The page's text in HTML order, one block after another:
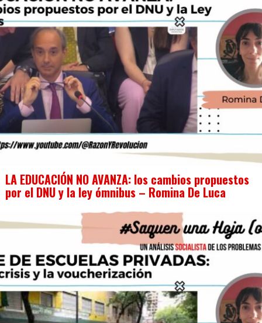
LA EDUCACIÓN NO AVANZA: los cambios propuestos
por el DNU y la ley ómnibus – Romina De Luca